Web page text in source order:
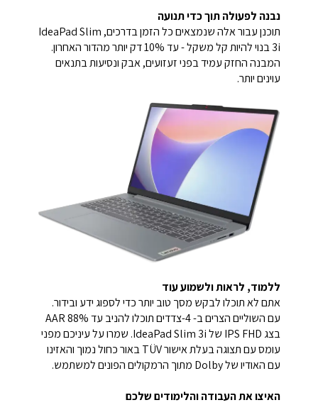
נבנה לפעולה תוך כדי תנועה
תוכנן עבור אלה שנמצאים כל הזמן בדרכים, IdeaPad Slim
3i בנוי להיות קל משקל - עד 10% דק יותר מהדור האחרון.
המבנה החזק עמיד בפני זעזועים, אבק ונסיעות בתנאים
עוינים יותר.
ללמוד, לראות ולשמוע עוד
אתם לא תוכלו לבקש מסך טוב יותר כדי לספוג ידע ובידור.
עם השוליים הצרים ב- 4-צדדים תוכלו להניב עד 88% AAR
בצג IPS FHD של IdeaPad Slim 3i. שמרו על עיניכם מפני
עומס עם תצוגה בעלת אישור TÜV באור כחול נמוך והאזינו
עם האודיו של Dolby מתוך הרמקולים הפונים למשתמש.
האיצו את העבודה והלימודים שלכם